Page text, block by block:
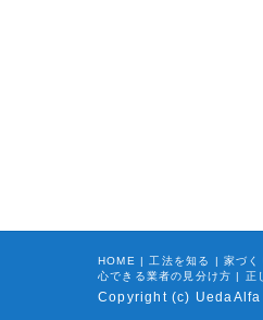
HOME | 工法を知る | 家づく
心できる業者の見分け方 | 正
Copyright (c)